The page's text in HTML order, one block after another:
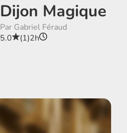
Dijon Magique
Par Gabriel Féraud
5.0
(1)2h